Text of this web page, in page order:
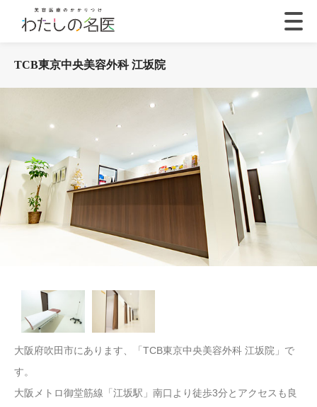
TCB東京中央美容外科 江坂院
大阪府吹田市にあります、「TCB東京中央美容外科 江坂院」で
す。
大阪メトロ御堂筋線「江坂駅」南口より徒歩3分とアクセスも良